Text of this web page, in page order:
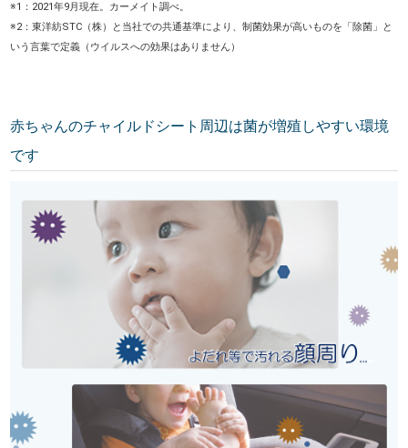
※1：2021年9月現在。カーメイト調べ。
※2：東洋紡STC（株）と当社での共通基準により、制菌効果が高いものを「除菌」と
いう言葉で定義（ウイルスへの効果はありません）
赤ちゃんのチャイルドシート周辺は菌が増殖しやすい環境
です